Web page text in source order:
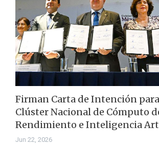
Firman Carta de Intención
Clúster Nacional de Cómputo
Rendimiento e Inteligencia
Jun 22, 2026